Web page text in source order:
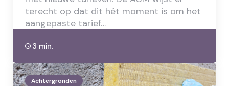
terecht op dat dit hét moment is om het
aangepaste tarief…
3 min.
Achtergronden